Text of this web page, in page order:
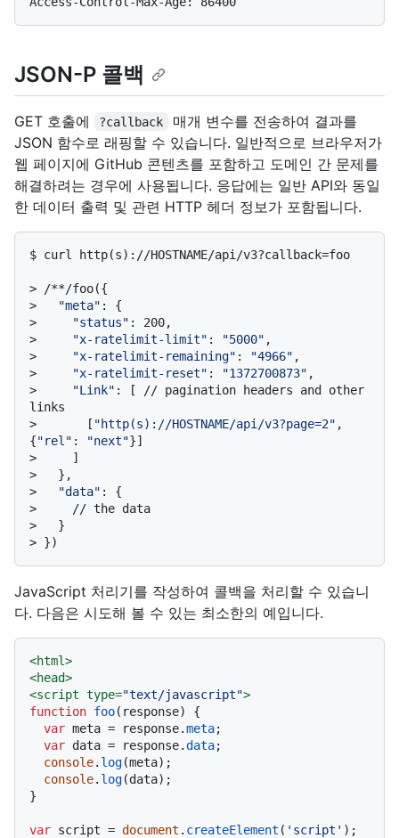
JSON-P 콜백
GET 호출에 ?callback
매개 변수를 전송하여 결과를
JSON 함수로 래핑할 수 있습니다. 일반적으로 브라우저가
웹 페이지에 GitHub 콘텐츠를 포함하고 도메인 간 문제를
해결하려는 경우에 사용됩니다. 응답에는 일반 API와 동일
한 데이터 출력 및 관련 HTTP 헤더 정보가 포함됩니다.
$ curl http(s)://HOSTNAME/api/v3?callback=foo
>
/**/foo({
>
"meta" : {
>
"status" : 200,
>
"x-ratelimit-limit" : "5000" ,
>
"x-ratelimit-remaining" : "4966" ,
>
"x-ratelimit-reset" : "1372700873" ,
>
"Link" : [ // pagination headers and other
links
>
      [
"http(s)://HOSTNAME/api/v3?page=2" ,
{"rel" : "next"}]
>
    ]
>
  },
>
"data" : {
>
    // the data
>
  }
> })
JavaScript 처리기를 작성하여 콜백을 처리할 수 있습니
다. 다음은 시도해 볼 수 있는 최소한의 예입니다.
<html>
<head>
<script type="text/javascript">
function foo( response) {
var meta = response.meta;
var data = response.data;
console. log(meta);
console. log(data);
}
var script = document . createElement ( 'script' );